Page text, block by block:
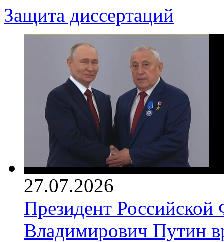
Защита диссертаций
27.07.2026
Президент
Владимирович Путин